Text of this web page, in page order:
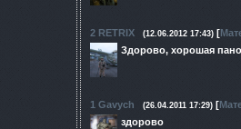
2 RETRIX (12.06.2012 17:43) [
Здорово, хорошая
1 Gavych (26.04.2011 17:29) [
здорово